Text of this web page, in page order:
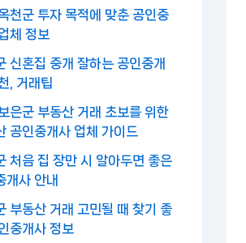
천군 투자 목적에 맞춘 공인중
체 정보
신혼집 중개 잘하는 공인중개
, 거래팁
은군 부동산 거래 초보를 위한
공인중개사 업체 가이드
처음 집 장만 시 알아두면 좋은
개사 안내
부동산 거래 고민될 때 찾기 좋
중개사 정보